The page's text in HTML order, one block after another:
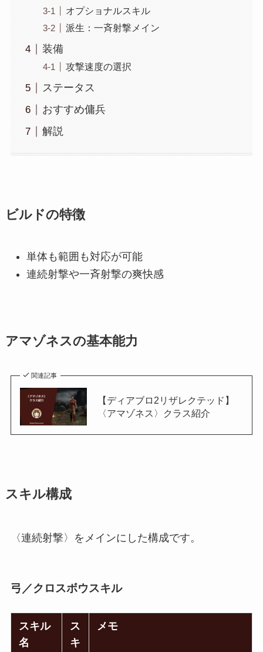
オプショナルスキル
派生：一斉射撃メイン
装備
攻撃速度の選択
ステータス
おすすめ傭兵
解説
ビルドの特徴
単体も範囲も対応が可能
連続射撃や一斉射撃の爽快感
アマゾネスの基本能力
関連記事
【ディアブロ2リザレクテッド】
〈アマゾネス〉クラス紹介
スキル構成
〈連続射撃〉をメインにした構成です。
弓／クロスボウスキル
スキル
名
ス
キ
メモ